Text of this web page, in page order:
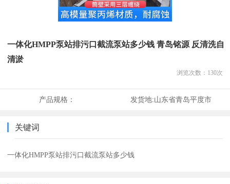
一体化HMPP泵站排污口截流泵站多少钱 青岛铭源 反清洗自
清淤
浏览次数： 130次
产品规格： 发货地:山东省青岛平度市
关键词
一体化HMPP泵站排污口截流泵站多少钱